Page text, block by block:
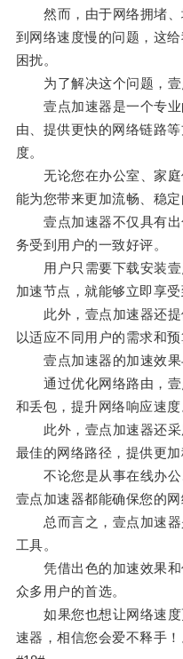
然而，由于网络拥堵、
到网络速度慢的问题，这
困扰。
为了解决这个问题，壹
壹点加速器是一个专业
由、提供更快的网络链路
度。
无论您在办公室、家庭
能为您带来更加流畅、稳定
壹点加速器不仅具有出
务受到用户的一致好评。
用户只需要下载安装壹
加速节点，就能够立即享受
此外，壹点加速器还提
以适应不同用户的需求和预
壹点加速器的加速效果
通过优化网络路由，壹
和丢包，提升网络响应速度
此外，壹点加速器还采
最佳的网络路径，提供更加
不论您是从事在线办公
壹点加速器都能确保您的网
总而言之，壹点加速器
工具。
凭借出色的加速效果和
众多用户的首选。
如果您也想让网络速度
速器，相信您会爱不释手！